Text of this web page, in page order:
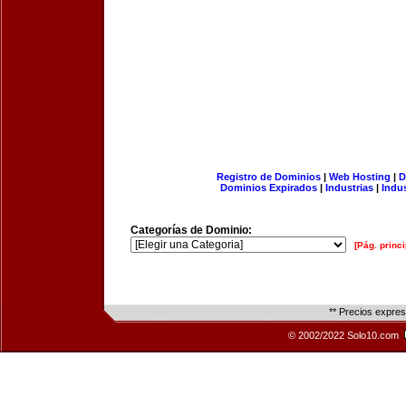
Registro de Dominios| Web Hosting |
Dominios Expirados | Industrias |
Categorías de Dominio:
[Pág.
** Precios
© 2002/2022 Solo10.com